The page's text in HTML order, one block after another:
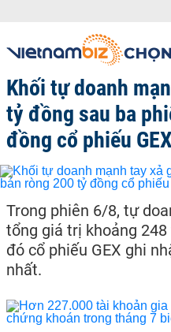
Khối tự doanh
tỷ đồng sau ba
đồng cổ phiếu
Trong phiên 6/8, tự
tổng giá trị khoảng
đó cổ phiếu GEX ghi
nhất.